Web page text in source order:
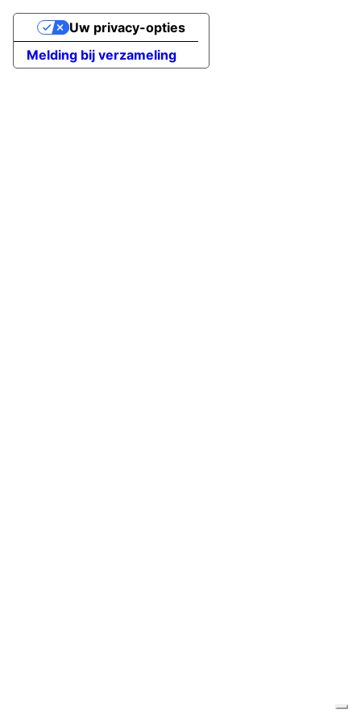
Melding bij verzameling
Uw privacy-opties